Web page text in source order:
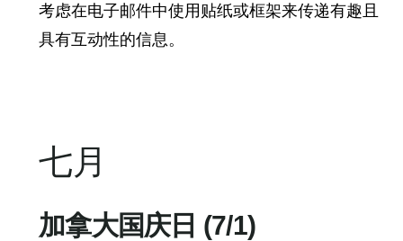
考虑在电子邮件中使用贴纸或框架来传递有趣且
具有互动性的信息。
七月
加拿大国庆日 (7/1)